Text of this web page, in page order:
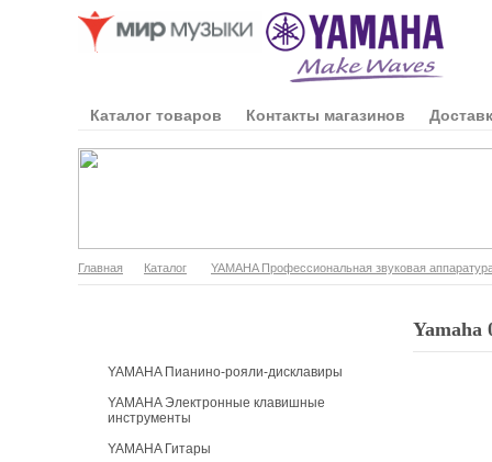
Каталог товаров Контакты магазинов
Главная Каталог YAMAHA Профессиональная звуковая
YAMAHA Пианино-рояли-дисклавиры
YAMAHA Электронные клавишные
инструменты
YAMAHA Гитары
Yamaha